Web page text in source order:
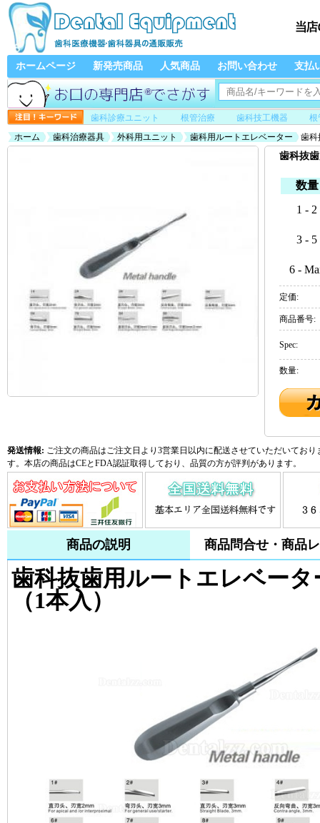
ホームページ 新発売商品 人気商品 お問い合わせ 支払
歯科診療ユニット 根管治療 歯科技工機器
根
ホーム
歯科治療器具 外科用ユニット 歯科用ルートエレベーター 歯科
歯科抜
数量
1 - 2
3 - 5
6 -
定価:
商品番号:
Spec:
数量:
発送情報: ご注文の商品はご注文日より3営業日以内に配送させていただいてお
す。本店の商品はCEとFDA認証取得しており、品質の方が評判があります。
商品の説明 商品問合せ・商品
歯科抜歯用ルートエレベー
（1本入）